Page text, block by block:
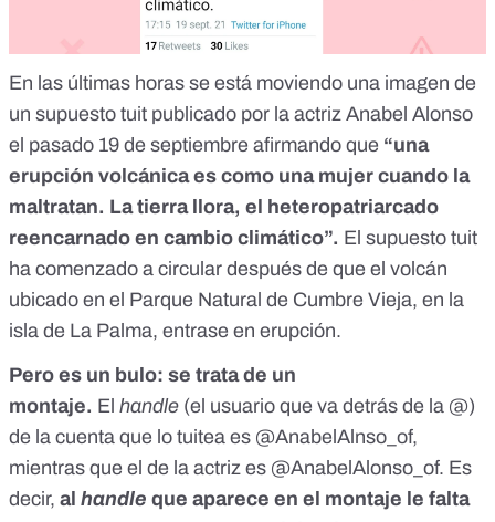
En las últimas horas se está moviendo una imagen de
un supuesto tuit publicado por la actriz Anabel Alonso
el pasado 19 de septiembre afirmando que “una
erupción volcánica es como una mujer cuando la
maltratan. La tierra llora, el heteropatriarcado
reencarnado en cambio climático”. El supuesto tuit
ha comenzado a circular después de que el volcán
ubicado en el Parque Natural de Cumbre Vieja, en la
isla de La Palma, entrase en erupción.
Pero es un bulo: se trata de un
montaje. El handle (el usuario que va detrás de la @)
de la cuenta que lo tuitea es @AnabelAlnso_of,
mientras que el de la actriz es @AnabelAlonso_of. Es
decir, al handle que aparece en el montaje le falta